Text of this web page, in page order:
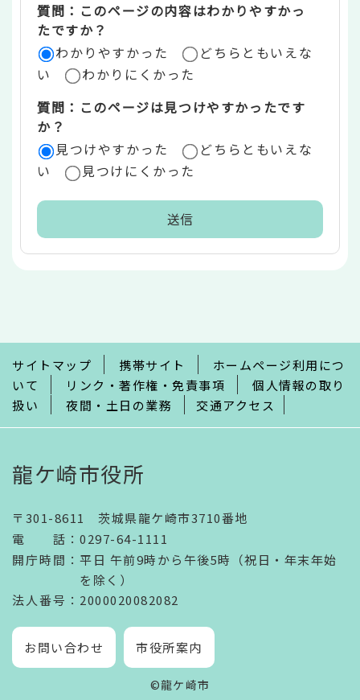
リ
ア
質問：このページの内容はわかりやすかっ
たですか？
わかりやすかった
どちらともいえな
い
わかりにくかった
質問：このページは見つけやすかったです
か？
見つけやすかった
どちらともいえな
い
見つけにくかった
で
サイトマップ 携帯サイト
ホームページ利用につ
いて
リンク・著作権・免責事項
個人情報の取り
扱い
夜間・土日の業務 交通アクセス
龍ケ崎市役所
〒301-8611 茨城県龍ケ崎市3710番地
電話 ： 0297-64-1111
開庁時間 ： 平日 午前9時から午後5時（祝日・年末年始
を除く）
法人番号 ：2000020082082
お問い合わせ 市役所案内
©龍ケ崎市